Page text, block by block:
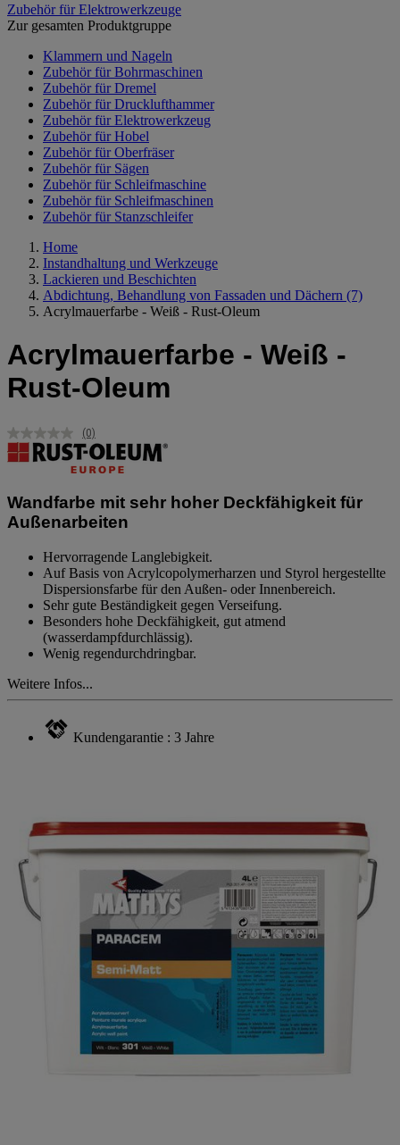
Zubehör für Elektrowerkzeuge
Zur gesamten Produktgruppe
Klammern und Nageln
Zubehör für Bohrmaschinen
Zubehör für Dremel
Zubehör für Drucklufthammer
Zubehör für Elektrowerkzeug
Zubehör für Hobel
Zubehör für Oberfräser
Zubehör für Sägen
Zubehör für Schleifmaschine
Zubehör für Schleifmaschinen
Zubehör für Stanzschleifer
Home
Instandhaltung und Werkzeuge
Lackieren und Beschichten
Abdichtung, Behandlung von Fassaden und Dächern (7)
Acrylmauerfarbe - Weiß - Rust-Oleum
Acrylmauerfarbe - Weiß -
Rust-Oleum
Kein
Beurteilungswert.
Link
derselben
Seite.
(0)
Wandfarbe mit sehr hoher Deckfähigkeit für
Außenarbeiten
Hervorragende Langlebigkeit.
Auf Basis von Acrylcopolymerharzen und Styrol hergestellte
Dispersionsfarbe für den Außen- oder Innenbereich.
Sehr gute Beständigkeit gegen Verseifung.
Besonders hohe Deckfähigkeit, gut atmend
(wasserdampfdurchlässig).
Wenig regendurchdringbar.
Weitere Infos...
Kundengarantie : 3 Jahre